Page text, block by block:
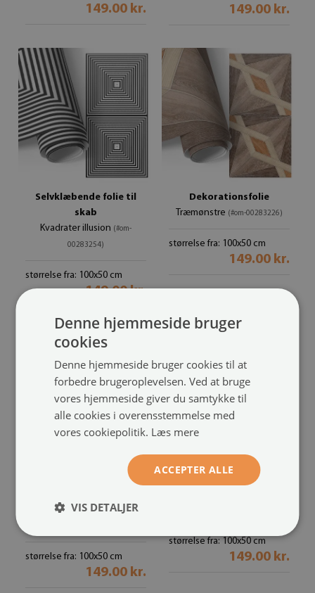
149.00 kr. 149.00 kr.
Selvklæbende folie til
skab
Kvadrater illusion (#om-
00283254)
størrelse fra: 100x50 cm
149.00 kr.
Dekorationsfolie
Træmønstre (#om-00283226)
størrelse fra: 100x50 cm
149.00 kr.
Selvklæbende folie til
Ornamentale fliser(#om-
størrelse fra: 100x50 cm
149.00 kr.
størrelse fra: 100x50 cm
149.00 kr.
Denne hjemmeside bruger
cookies
Denne hjemmeside bruger cookies til at
forbedre brugeroplevelsen. Ved at bruge
vores hjemmeside giver du samtykke til
alle cookies i overensstemmelse med
vores cookiepolitik. Læs mere
ACCEPTER ALLE
VIS DETALJER